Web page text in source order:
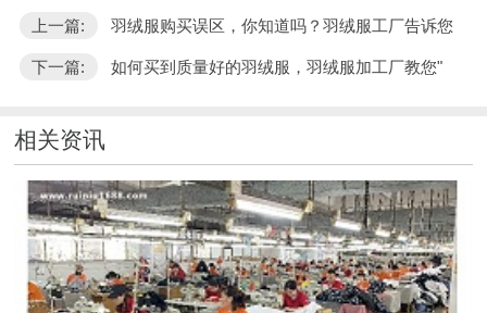
上一篇: 羽绒服购买误区，你知道吗？羽绒服工厂告诉您
下一篇: 如何买到质量好的羽绒服，羽绒服加工厂教您"
相关资讯